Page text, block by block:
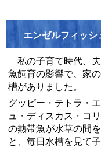
エンゼルフィッシ
私の子育て時代、
魚飼育の影響で、家
槽がありました。
グッピー・テトラ・
ュ・ディスカス・コ
の熱帯魚が水草の間
と、毎日水槽を見て